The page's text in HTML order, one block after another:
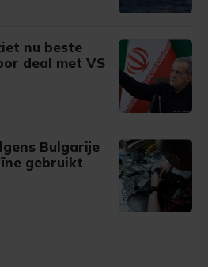
nu beste
deal met VS
Bulgarije
gebruikt